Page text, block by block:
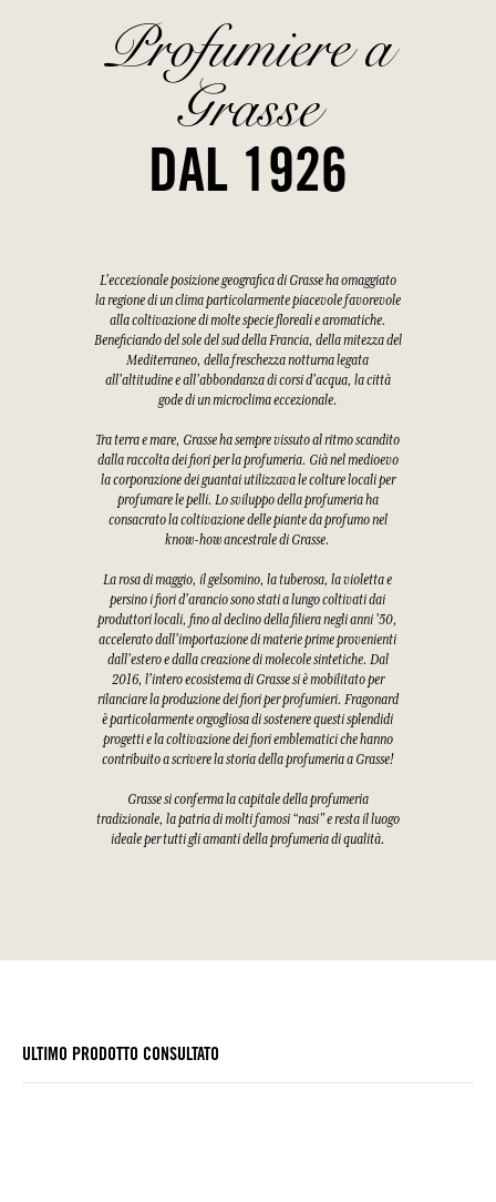
Profumiere a
Grasse
DAL 1926
L'eccezionale posizione geografica di Grasse ha omaggiato
la regione di un clima particolarmente piacevole favorevole
alla coltivazione di molte specie floreali e aromatiche.
Beneficiando del sole del sud della Francia, della mitezza del
Mediterraneo, della freschezza notturna legata
all'altitudine e all'abbondanza di corsi d'acqua, la città
gode di un microclima eccezionale.
Tra terra e mare, Grasse ha sempre vissuto al ritmo scandito
dalla raccolta dei fiori per la profumeria. Già nel medioevo
la corporazione dei guantai utilizzava le colture locali per
profumare le pelli. Lo sviluppo della profumeria ha
consacrato la coltivazione delle piante da profumo nel
know-how ancestrale di Grasse.
La rosa di maggio, il gelsomino, la tuberosa, la violetta e
persino i fiori d'arancio sono stati a lungo coltivati dai
produttori locali, fino al declino della filiera negli anni '50,
accelerato dall'importazione di materie prime provenienti
dall'estero e dalla creazione di molecole sintetiche. Dal
2016, l'intero ecosistema di Grasse si è mobilitato per
rilanciare la produzione dei fiori per profumieri. Fragonard
è particolarmente orgogliosa di sostenere questi splendidi
progetti e la coltivazione dei fiori emblematici che hanno
contribuito a scrivere la storia della profumeria a Grasse!
Grasse si conferma la capitale della profumeria
tradizionale, la patria di molti famosi “nasi” e resta il luogo
ideale per tutti gli amanti della profumeria di qualità.
ULTIMO PRODOTTO CONSULTATO